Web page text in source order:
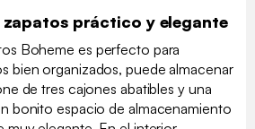
zapatos práctico y elegante
Boheme es perfecto para
bien organizados, puede almacenar
de tres cajones abatibles y una
bonito espacio de almacenamiento